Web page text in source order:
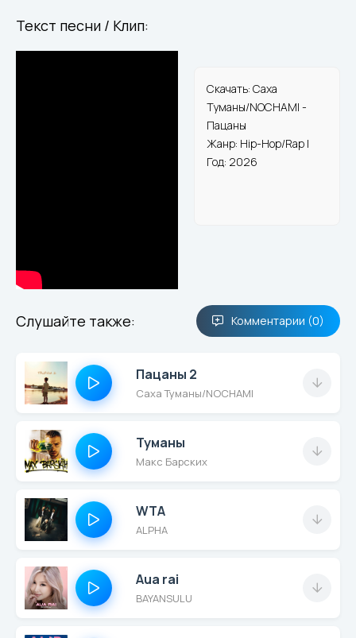
Текст песни / Клип:
Скачать: Саха
Туманы/NOCHAMI -
Пацаны
Жанр: Hip-Hop/Rap |
Год: 2026
Слушайте также: Комментарии (0)
Пацаны 2
Саха Туманы/NOCHAMI
Туманы
Макс Барских
WTA
ALPHA
Aua rai
BAYANSULU